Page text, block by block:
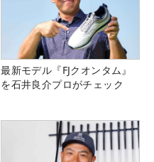
最新モデル『FJクオンタム』
を石井良介プロがチェック